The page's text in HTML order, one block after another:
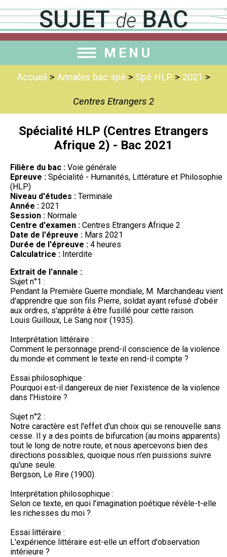
MENU
Accueil > Annales bac spé > Spé HLP> 2021 >
Centres Etrangers 2
Spécialité HLP (Centres Etrangers
Afrique 2) - Bac 2021
Filière du bac : Voie générale
Epreuve : Spécialité - Humanités, Littérature et Philosophie
(HLP)
Niveau d'études : Terminale
Année : 2021
Session : Normale
Centre d'examen : Centres Etrangers Afrique 2
Date de l'épreuve : Mars 2021
Durée de l'épreuve : 4 heures
Calculatrice : Interdite
Extrait de l'annale :
Sujet n°1 :
Pendant la Première Guerre mondiale, M. Marchandeau vient
d'apprendre que son fils Pierre, soldat ayant refusé d'obéir
aux ordres, s'apprête à être fusillé pour cette raison.
Louis Guilloux, Le Sang noir (1935).
Interprétation littéraire :
Comment le personnage prend-il conscience de la violence
du monde et comment le texte en rend-il compte ?
Essai philosophique :
Pourquoi est-il dangereux de nier l'existence de la violence
dans l'Histoire ?
Sujet n°2 :
Notre caractère est l'effet d'un choix qui se renouvelle sans
cesse. Il y a des points de bifurcation (au moins apparents)
tout le long de notre route, et nous apercevons bien des
directions possibles, quoique nous n'en puissions suivre
qu'une seule.
Bergson, Le Rire (1900).
Interprétation philosophique :
Selon ce texte, en quoi l'imagination poétique révèle-t-elle
les richesses du moi ?
Essai littéraire :
L'expérience littéraire est-elle un effort d'observation
intérieure ?